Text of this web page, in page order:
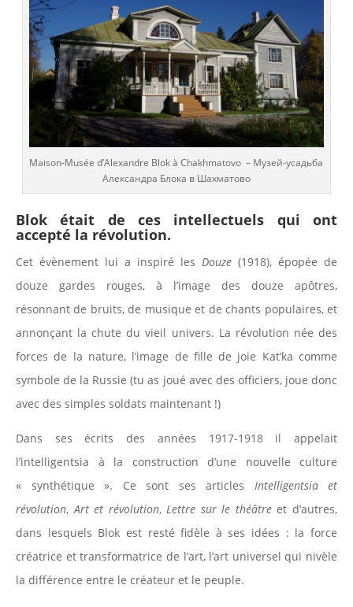
Maison-Musée d’Alexandre Blok à Chakhmatovo – Музей-усадьба
Александра Блока в Шахматово
Blok était de ces intellectuels qui ont
accepté la révolution.
Cet évènement lui a inspiré les Douze (1918), épopée de
douze gardes rouges, à l’image des douze apôtres,
résonnant de bruits, de musique et de chants populaires, et
annonçant la chute du vieil univers. La révolution née des
forces de la nature, l’image de fille de joie Kat’ka comme
symbole de la Russie (tu as joué avec des officiers, joue donc
avec des simples soldats maintenant !)
Dans ses écrits des années 1917-1918 il appelait
l’intelligentsia à la construction d’une nouvelle culture
« synthétique ». Ce sont ses articles Intelligentsia et
révolution,Art et révolution,Lettre sur le théâtreet d’autres,
dans lesquels Blok est resté fidèle à ses idées : la force
créatrice et transformatrice de l’art, l’art universel qui nivèle
la différence entre le créateur et le peuple.